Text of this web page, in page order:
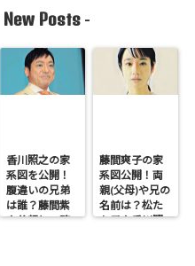
New Posts -
香川照之の家
系図を公開！
腹違いの兄弟
は誰？藤間紫
や父親との確
藤間爽子の家
系図公開！両
親(父母)や兄の
名前は？松た
か子や香川照